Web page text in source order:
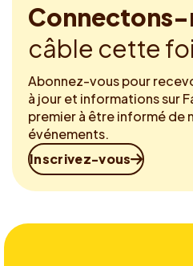
Connectons-
câble cette
Abonnez-vous pour
à jour et informations sur
premier à être informé de
événements.
Inscrivez-vous